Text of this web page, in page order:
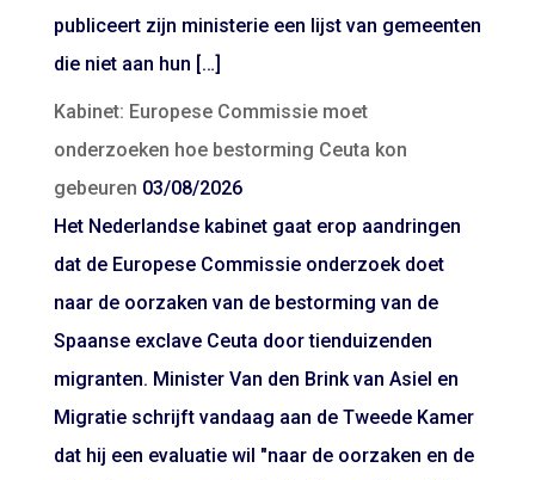
publiceert zijn ministerie een lijst van gemeenten
die niet aan hun […]
Kabinet: Europese Commissie moet
onderzoeken hoe bestorming Ceuta kon
gebeuren 03/08/2026
Het Nederlandse kabinet gaat erop aandringen
dat de Europese Commissie onderzoek doet
naar de oorzaken van de bestorming van de
Spaanse exclave Ceuta door tienduizenden
migranten. Minister Van den Brink van Asiel en
Migratie schrijft vandaag aan de Tweede Kamer
dat hij een evaluatie wil "naar de oorzaken en de